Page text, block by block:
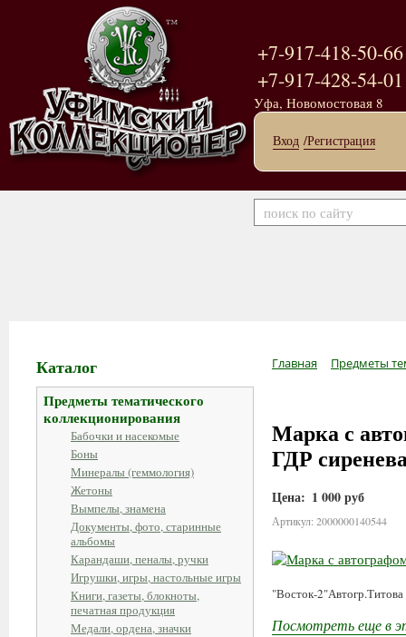
+7-917-418-50-66
+7-917-428-54-01
Уфа, Новомостовая 8
Вход /Регистрация
Каталог
Предметы тематического
коллекционирования
Бабочки и насекомые
Боны
Минералы (геммология)
Жетоны
Вымпелы, знамена
Документы, фото, старинные
альбомы
Карандаши, пеналы, ручки
Игрушки, игры, настольные игры
Книги, газеты, блокноты,
печатная продукция
Медали, ордена, значки
Главная Предметы
Марка с
ГДР
Цена: 1 000 руб
Артикул: 2000000140544
"Восток-
Посмотреть еще в